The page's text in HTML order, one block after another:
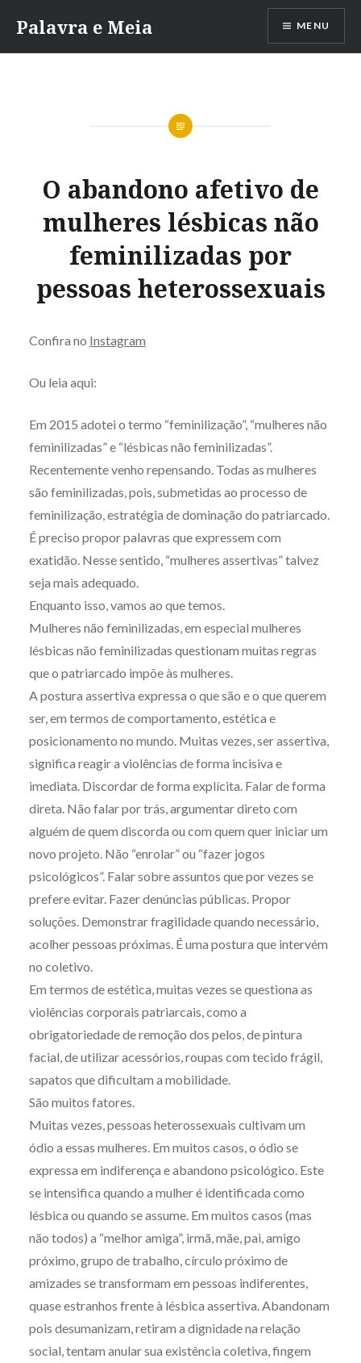
content
Palavra e Meia MENU
O abandono afetivo de
mulheres lésbicas não
feminilizadas por
pessoas heterossexuais
Confira no Instagram
Ou leia aqui:
Em 2015 adotei o termo “feminilização”, “mulheres não
feminilizadas” e “lésbicas não feminilizadas”.
Recentemente venho repensando. Todas as mulheres
são feminilizadas, pois, submetidas ao processo de
feminilização, estratégia de dominação do patriarcado.
É preciso propor palavras que expressem com
exatidão. Nesse sentido, “mulheres assertivas” talvez
seja mais adequado.
Enquanto isso, vamos ao que temos.
Mulheres não feminilizadas, em especial mulheres
lésbicas não feminilizadas questionam muitas regras
que o patriarcado impõe às mulheres.
A postura assertiva expressa o que são e o que querem
ser, em termos de comportamento, estética e
posicionamento no mundo. Muitas vezes, ser assertiva,
significa reagir a violências de forma incisiva e
imediata. Discordar de forma explícita. Falar de forma
direta. Não falar por trás, argumentar direto com
alguém de quem discorda ou com quem quer iniciar um
novo projeto. Não “enrolar” ou “fazer jogos
psicológicos”. Falar sobre assuntos que por vezes se
prefere evitar. Fazer denúncias públicas. Propor
soluções. Demonstrar fragilidade quando necessário,
acolher pessoas próximas. É uma postura que intervém
no coletivo.
Em termos de estética, muitas vezes se questiona as
violências corporais patriarcais, como a
obrigatoriedade de remoção dos pelos, de pintura
facial, de utilizar acessórios, roupas com tecido frágil,
sapatos que dificultam a mobilidade.
São muitos fatores.
Muitas vezes, pessoas heterossexuais cultivam um
ódio a essas mulheres. Em muitos casos, o ódio se
expressa em indiferença e abandono psicológico. Este
se intensifica quando a mulher é identificada como
lésbica ou quando se assume. Em muitos casos (mas
não todos) a “melhor amiga”, irmã, mãe, pai, amigo
próximo, grupo de trabalho, círculo próximo de
amizades se transformam em pessoas indiferentes,
quase estranhos frente à lésbica assertiva. Abandonam
pois desumanizam, retiram a dignidade na relação
social, tentam anular sua existência coletiva, fingem